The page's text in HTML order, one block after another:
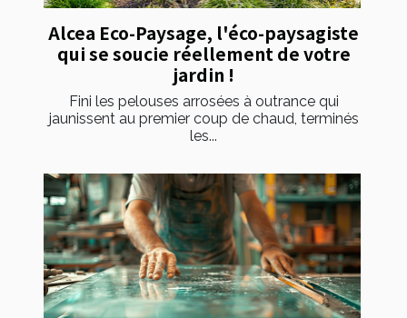
Alcea Eco-Paysage, l'éco-paysagiste
qui se soucie réellement de votre
jardin !
Fini les pelouses arrosées à outrance qui
jaunissent au premier coup de chaud, terminés
les...